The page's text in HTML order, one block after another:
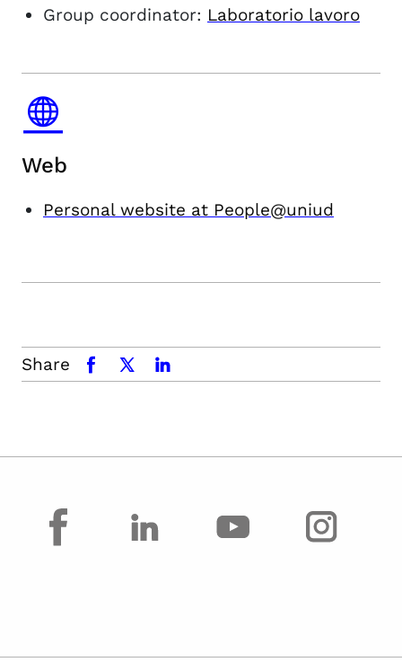
Group coordinator: Laboratorio lavoro
Web
Personal website at People@uniud
Share facebookx.comlinkedin
facebook